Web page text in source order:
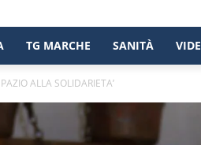
TG MARCHE SANITÀ
ALLA SOLIDARIETA’